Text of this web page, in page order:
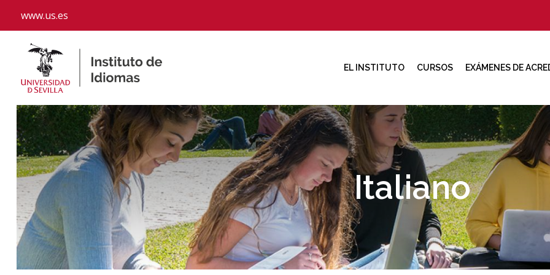
www.us.es
EL INSTITUTO CURSOS EXÁMENES DE
Italiano